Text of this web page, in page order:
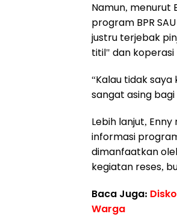
Namun, menurut
program BPR
justru terjebak
titil" dan koperasi
“Kalau tidak
sangat asing
Lebih lanjut,
informasi
dimanfaatkan
kegiatan reses,
Baca Juga:
Warga